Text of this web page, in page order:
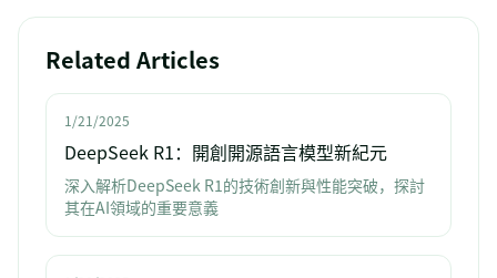
Related Articles
1/21/2025
DeepSeek R1：開創開源語言模型新紀元
深入解析DeepSeek R1的技術創新與性能突破，探討
其在AI領域的重要意義